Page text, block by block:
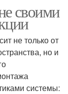
своими
не только от
но и
системы: